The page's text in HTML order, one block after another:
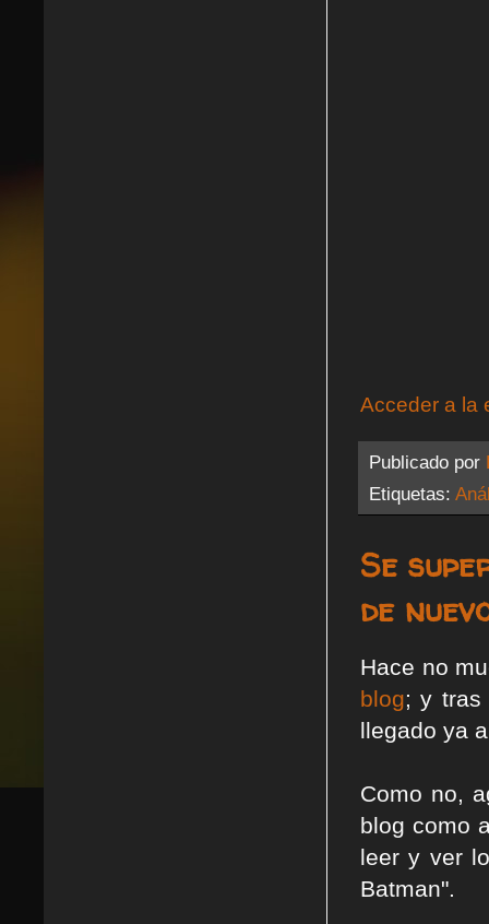
Acceder a la
Publicado por
Etiquetas:
Se
de
Hace no
blog; y tras
llegado ya
Como no,
blog como
leer y ver
Batman".